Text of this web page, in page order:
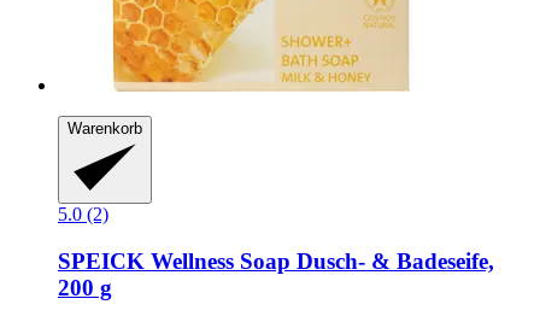
Warenkorb
5.0 (2)
SPEICK Wellness Soap Dusch-​ & Badeseife,
200 g